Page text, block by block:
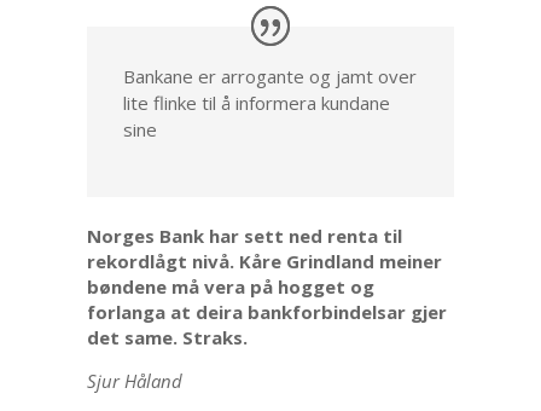
Bankane er arrogante og jamt over
lite flinke til å informera kundane
sine
Norges Bank har sett ned renta til
rekordlågt nivå. Kåre Grindland meiner
bøndene må vera på hogget og
forlanga at deira bankforbindelsar gjer
det same. Straks.
Sjur Håland